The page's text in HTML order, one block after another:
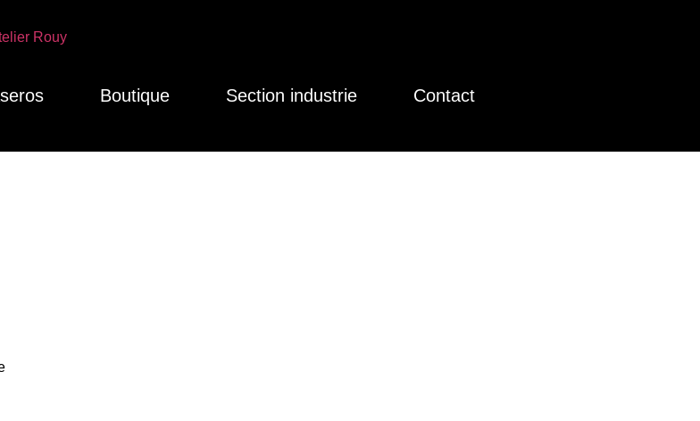
Boutique Section industrie Contact